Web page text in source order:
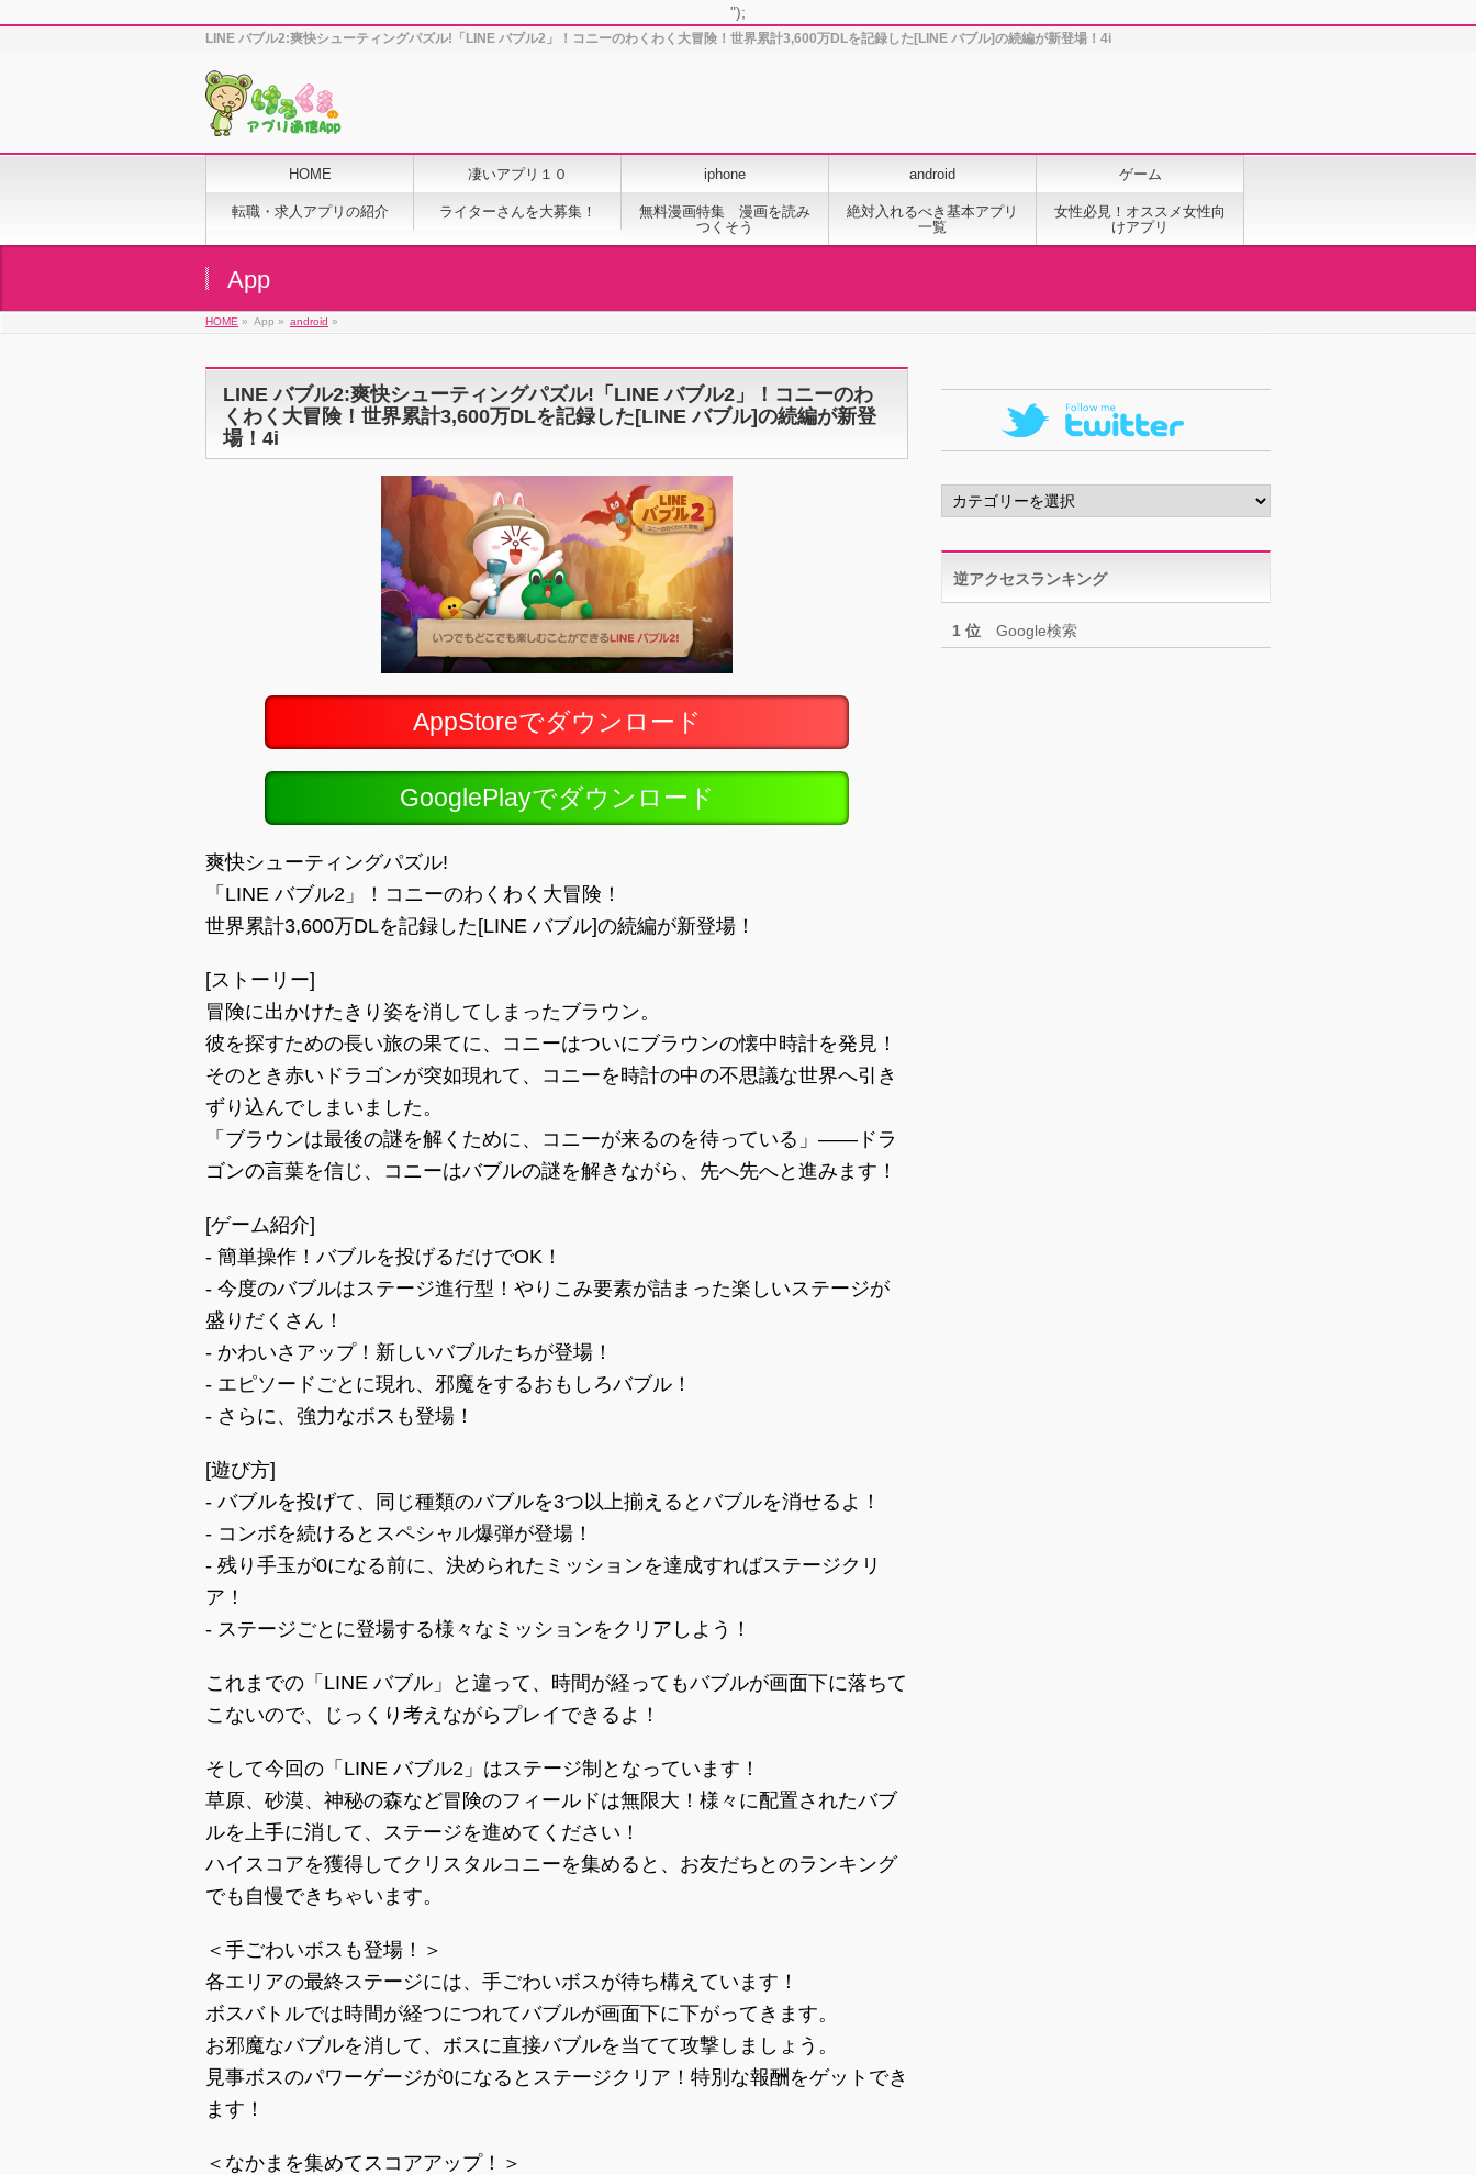
");
LINE バブル2:爽快シューティングパズル!「LINE バブル2」！コニーのわくわく大冒険！世界累計3,600万DLを記録した[LINE バブル]の続編が新登場！4i
HOME 凄いアプリ１０ iphone android ゲーム
転職・求人アプリの紹介 ライターさんを大募集！
無料漫画特集 漫画を読み
つくそう
絶対入れるべき基本アプリ
一覧
女性必見！オススメ女性向
けアプリ
App
HOME » App » android »
LINE バブル2:爽快シューティングパズル!「LINE バブル2」！コニーのわ
くわく大冒険！世界累計3,600万DLを記録した[LINE バブル]の続編が新登
場！4i
AppStoreでダウンロード
GooglePlayでダウンロード
爽快シューティングパズル!
「LINE バブル2」！コニーのわくわく大冒険！
世界累計3,600万DLを記録した[LINE バブル]の続編が新登場！
[ストーリー]
冒険に出かけたきり姿を消してしまったブラウン。
彼を探すための長い旅の果てに、コニーはついにブラウンの懐中時計を発見！
そのとき赤いドラゴンが突如現れて、コニーを時計の中の不思議な世界へ引き
ずり込んでしまいました。
「ブラウンは最後の謎を解くために、コニーが来るのを待っている」――ドラ
ゴンの言葉を信じ、コニーはバブルの謎を解きながら、先へ先へと進みます！
[ゲーム紹介]
- 簡単操作！バブルを投げるだけでOK！
- 今度のバブルはステージ進行型！やりこみ要素が詰まった楽しいステージが
盛りだくさん！
- かわいさアップ！新しいバブルたちが登場！
- エピソードごとに現れ、邪魔をするおもしろバブル！
- さらに、強力なボスも登場！
[遊び方]
- バブルを投げて、同じ種類のバブルを3つ以上揃えるとバブルを消せるよ！
- コンボを続けるとスペシャル爆弾が登場！
- 残り手玉が0になる前に、決められたミッションを達成すればステージクリ
ア！
- ステージごとに登場する様々なミッションをクリアしよう！
これまでの「LINE バブル」と違って、時間が経ってもバブルが画面下に落ちて
こないので、じっくり考えながらプレイできるよ！
そして今回の「LINE バブル2」はステージ制となっています！
草原、砂漠、神秘の森など冒険のフィールドは無限大！様々に配置されたバブ
ルを上手に消して、ステージを進めてください！
ハイスコアを獲得してクリスタルコニーを集めると、お友だちとのランキング
でも自慢できちゃいます。
＜手ごわいボスも登場！＞
各エリアの最終ステージには、手ごわいボスが待ち構えています！
ボスバトルでは時間が経つにつれてバブルが画面下に下がってきます。
お邪魔なバブルを消して、ボスに直接バブルを当てて攻撃しましょう。
見事ボスのパワーゲージが0になるとステージクリア！特別な報酬をゲットでき
ます！
＜なかまを集めてスコアアップ！＞
カ
テ
リ
ー逆アクセスランキング
1 位 Google検索